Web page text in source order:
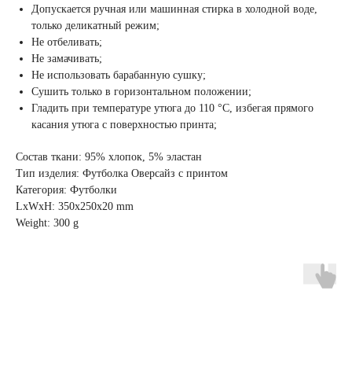
Допускается ручная или машинная стирка в холодной воде,
только деликатный режим;
Не отбеливать;
Не замачивать;
Не использовать барабанную сушку;
Сушить только в горизонтальном положении;
Гладить при температуре утюга до 110 °C, избегая прямого
касания утюга с поверхностью принта;
Состав ткани: 95% хлопок, 5% эластан
Тип изделия: Футболка Оверсайз с принтом
Категория: Футболки
LxWxH: 350x250x20 mm
Weight: 300 g